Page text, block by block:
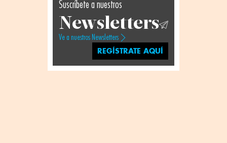
Suscríbete a nuestros
Newsletters
Ve a nuestros Newsletters
REGÍSTRATE AQUÍ